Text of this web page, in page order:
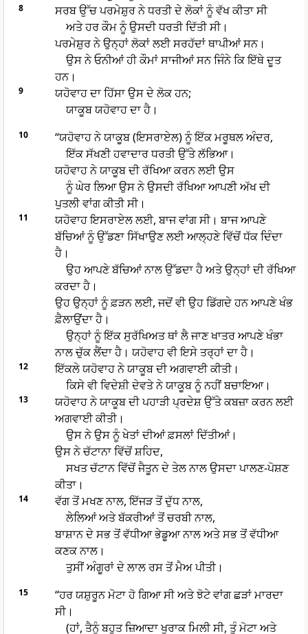
8
ਸਰਬ ਉੱਚ ਪਰਮੇਸ਼ੁਰ ਨੇ ਧਰਤੀ ਦੇ ਲੋਕਾਂ ਨੂੰ ਵੱਖ ਕੀਤਾ ਸੀ
ਅਤੇ ਹਰ ਕੌਮ ਨੂੰ ਉਸਦੀ ਧਰਤੀ ਦਿੱਤੀ ਸੀ।
ਪਰਮੇਸ਼ੁਰ ਨੇ ਉਨ੍ਹਾਂ ਲੋਕਾਂ ਲਈ ਸਰਹੱਦਾਂ ਥਾਪੀਆਂ ਸਨ।
ਉਸ ਨੇ ਓਨੀਆਂ ਹੀ ਕੌਮਾਂ ਸਾਜੀਆਂ ਸਨ ਜਿੰਨੇ ਕਿ ਇੱਥੇ ਦੂਤ
ਹਨ।
9
ਯਹੋਵਾਹ ਦਾ ਹਿੱਸਾ ਉਸ ਦੇ ਲੋਕ ਹਨ;
ਯਾਕੂਬ ਯਹੋਵਾਹ ਦਾ ਹੈ।
10
“ਯਹੋਵਾਹ ਨੇ ਯਾਕੂਬ (ਇਸਰਾਏਲ) ਨੂੰ ਇੱਕ ਮਰੂਥਲ ਅੰਦਰ,
ਇੱਕ ਸੱਖਣੀ ਹਵਾਦਾਰ ਧਰਤੀ ਉੱਤੇ ਲੱਭਿਆ।
ਯਹੋਵਾਹ ਨੇ ਯਾਕੂਬ ਦੀ ਰੱਖਿਆ ਕਰਨ ਲਈ ਉਸ
ਨੂੰ ਘੇਰ ਲਿਆ ਉਸ ਨੇ ਉਸਦੀ ਰੱਖਿਆ ਆਪਣੀ ਅੱਖ ਦੀ
ਪੁਤਲੀ ਵਾਂਗ ਕੀਤੀ ਸੀ।
11
ਯਹੋਵਾਹ ਇਸਰਾਏਲ ਲਈ, ਬਾਜ ਵਾਂਗ ਸੀ। ਬਾਜ ਆਪਣੇ
ਬੱਚਿਆਂ ਨੂੰ ਉੱਡਣਾ ਸਿੱਖਾਉਣ ਲਈ ਆਲ੍ਹਣੇ ਵਿੱਚੋਂ ਧੱਕ ਦਿੰਦਾ
ਹੈ।
ਉਹ ਆਪਣੇ ਬੱਚਿਆਂ ਨਾਲ ਉੱਡਦਾ ਹੈ ਅਤੇ ਉਨ੍ਹਾਂ ਦੀ ਰੱਖਿਆ
ਕਰਦਾ ਹੈ।
ਉਹ ਉਨ੍ਹਾਂ ਨੂੰ ਫ਼ੜਨ ਲਈ, ਜਦੋਂ ਵੀ ਉਹ ਡਿੱਗਦੇ ਹਨ ਆਪਣੇ ਖੰਭ
ਫ਼ੈਲਾਉਂਦਾ ਹੈ।
ਉਨ੍ਹਾਂ ਨੂੰ ਇੱਕ ਸੁਰੱਖਿਅਤ ਥਾਂ ਲੈ ਜਾਣ ਖਾਤਰ ਆਪਣੇ ਖੰਭਾ
ਨਾਲ ਚੁੱਕ ਲੈਂਦਾ ਹੈ। ਯਹੋਵਾਹ ਵੀ ਇਸੇ ਤਰ੍ਹਾਂ ਦਾ ਹੈ।
12
ਇੱਕਲੇ ਯਹੋਵਾਹ ਨੇ ਯਾਕੂਬ ਦੀ ਅਗਵਾਈ ਕੀਤੀ।
ਕਿਸੇ ਵੀ ਵਿਦੇਸ਼ੀ ਦੇਵਤੇ ਨੇ ਯਾਕੂਬ ਨੂੰ ਨਹੀਂ ਬਚਾਇਆ।
13
ਯਹੋਵਾਹ ਨੇ ਯਾਕੂਬ ਦੀ ਪਹਾੜੀ ਪ੍ਰਦੇਸ਼ ਉੱਤੇ ਕਬਜ਼ਾ ਕਰਨ ਲਈ
ਅਗਵਾਈ ਕੀਤੀ।
ਉਸ ਨੇ ਉਸ ਨੂੰ ਖੇਤਾਂ ਦੀਆਂ ਫ਼ਸਲਾਂ ਦਿੱਤੀਆਂ।
ਉਸ ਨੇ ਚੱਟਾਨਾ ਵਿੱਚੋਂ ਸ਼ਹਿਦ,
ਸਖਤ ਚੱਟਾਨ ਵਿੱਚੋਂ ਜੈਤੂਨ ਦੇ ਤੇਲ ਨਾਲ ਉਸਦਾ ਪਾਲਣ-ਪੋਸ਼ਣ
ਕੀਤਾ।
14
ਵੱਗ ਤੋਂ ਮਖਣ ਨਾਲ, ਇੱਜੜ ਤੋਂ ਦੁੱਧ ਨਾਲ,
ਲੇਲਿਆਂ ਅਤੇ ਬੱਕਰੀਆਂ ਤੋਂ ਚਰਬੀ ਨਾਲ,
ਬਾਸ਼ਾਨ ਦੇ ਸਭ ਤੋਂ ਵੱਧੀਆ ਭੇਡੂਆ ਨਾਲ ਅਤੇ ਸਭ ਤੋਂ ਵੱਧੀਆ
ਕਣਕ ਨਾਲ।
ਤੁਸੀਂ ਅੰਗੂਰਾਂ ਦੇ ਲਾਲ ਰਸ ਤੋਂ ਮੈਅ ਪੀਤੀ।
15
“ਹਰ ਯਸ਼ੁਰੂਨ ਮੋਟਾ ਹੋ ਗਿਆ ਸੀ ਅਤੇ ਝੋਟੇ ਵਾਂਗ ਛੜਾਂ ਮਾਰਦਾ
ਸੀ।
(ਹਾਂ, ਤੈਨੂੰ ਬਹੁਤ ਜ਼ਿਆਦਾ ਖੁਰਾਕ ਮਿਲੀ ਸੀ, ਤੂੰ ਮੋਟਾ ਅਤੇ